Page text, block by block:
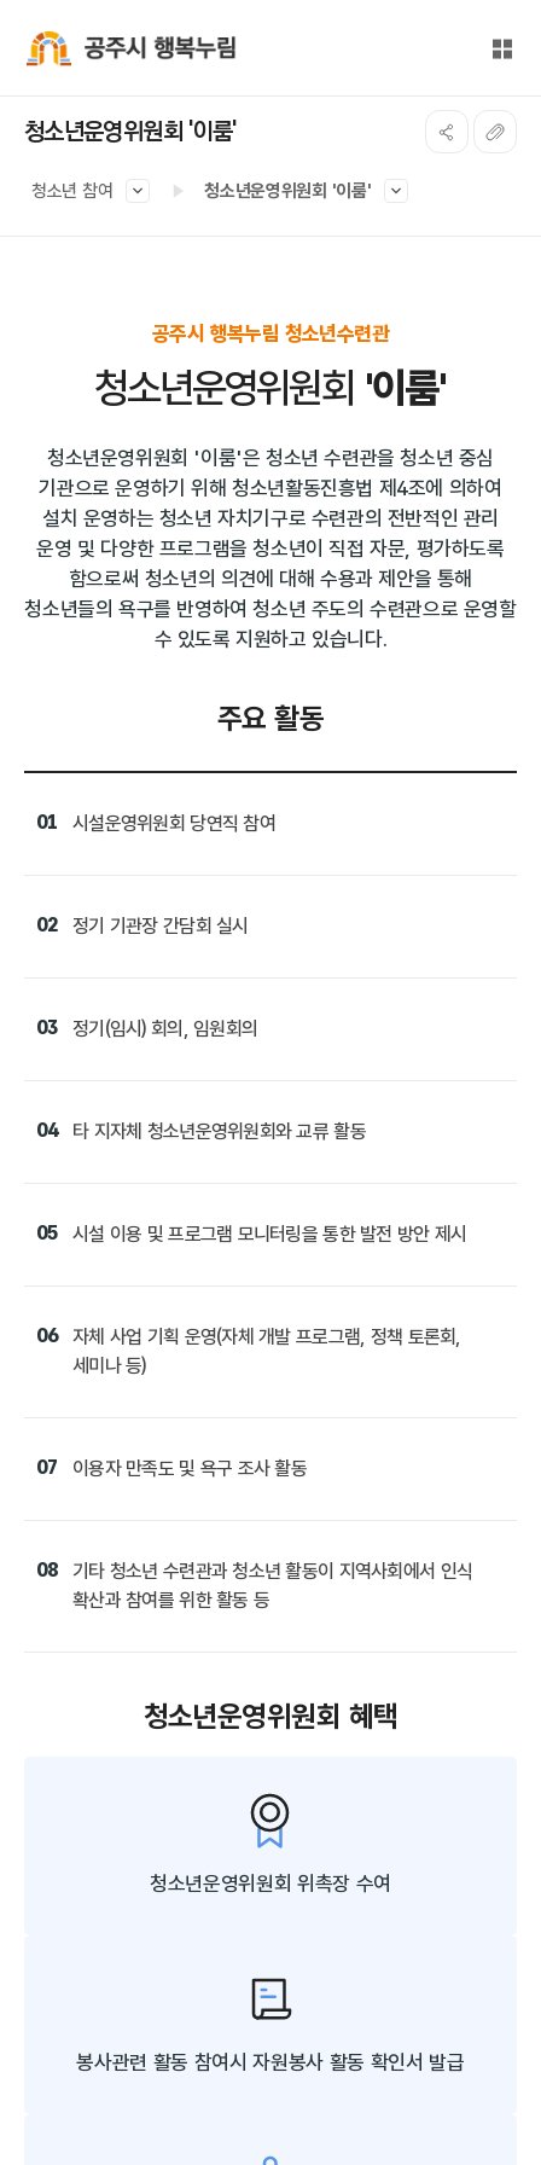
전체
청소년운영위원회 '이룸'
청소년 참여 청소년운영위원회 '이룸'
공주시 행복누림 청소년수련관
청소년운영위원회 '이룸'
청소년운영위원회 '이룸'은 청소년 수련관을 청소년 중심
기관으로 운영하기 위해 청소년활동진흥법 제4조에 의하여
설치 운영하는 청소년 자치기구로 수련관의 전반적인 관리
운영 및 다양한 프로그램을 청소년이 직접 자문, 평가하도록
함으로써 청소년의 의견에 대해 수용과 제안을 통해
청소년들의 욕구를 반영하여 청소년 주도의 수련관으로 운영할
수 있도록 지원하고 있습니다.
주요 활동
01 시설운영위원회 당연직 참여
02 정기 기관장 간담회 실시
03 정기(임시) 회의, 임원회의
04 타 지자체 청소년운영위원회와 교류 활동
05 시설 이용 및 프로그램 모니터링을 통한 발전 방안 제시
06
자체 사업 기획 운영(자체 개발 프로그램, 정책 토론회,
세미나 등)
07 이용자 만족도 및 욕구 조사 활동
08
기타 청소년 수련관과 청소년 활동이 지역사회에서 인식
확산과 참여를 위한 활동 등
청소년운영위원회 혜택
청소년운영위원회 위촉장 수여
봉사관련 활동 참여시 자원봉사 활동 확인서 발급